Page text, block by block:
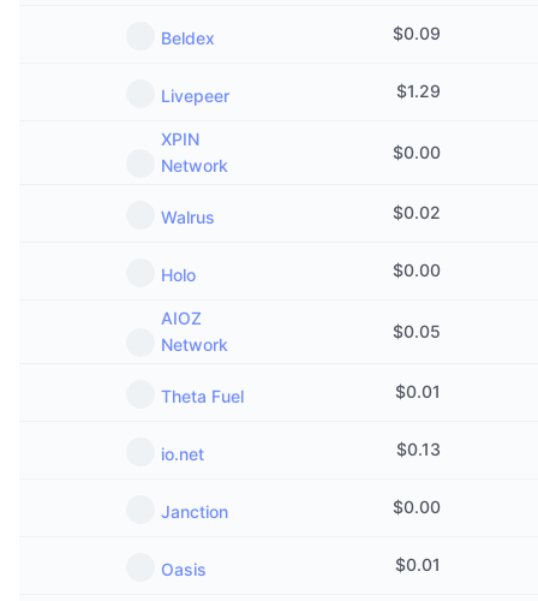
Övergripande NFT-statistik
Kommande försäljningar
Likvidationer
Finansieringsräntor
Diamantbelöningar
Lär dig och tjäna
Händelsekalender
Beldex $0.09
Livepeer $1.29
XPIN
Network
$0.00
Walrus $0.02
Holo $0.00
AIOZ
Network
$0.05
Theta Fuel $0.01
io.net $0.13
Janction $0.00
Oasis $0.01